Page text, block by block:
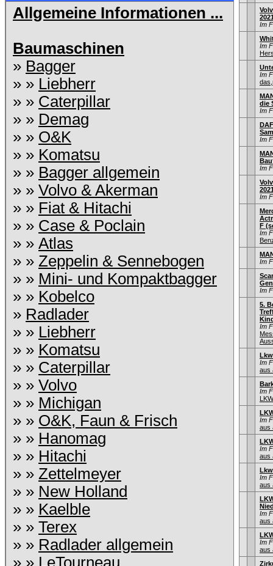
Allgemeine Informationen ...
Baumaschinen
» Bagger
» » Liebherr
» » Caterpillar
» » Demag
» » O&K
» » Komatsu
» » Bagger allgemein
» » Volvo & Akerman
» » Fiat & Hitachi
» » Case & Poclain
» » Atlas
» » Zeppelin & Sennebogen
» » Mini- und Kompaktbagger
» » Kobelco
» Radlader
» » Liebherr
» » Komatsu
» » Caterpillar
» » Volvo
» » Michigan
» » O&K, Faun & Frisch
» » Hanomag
» » Hitachi
» » Zettelmeyer
» » New Holland
» » Kaelble
» » Terex
» » Radlader allgemein
» » LeTourneau
Im
Im
Im
die
Im
Im
Im
Im
F
Im
Im
Im
5.
Im
Im
aus
Im
Im
aus
Im
aus
Im
aus
Im
aus
Im
aus